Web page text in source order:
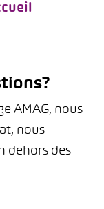
AMAG, nous
nous
dehors des